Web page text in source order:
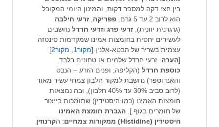
בין חצי דקה למספר דקות, והמינון היומי המקובל
הוא לרוב 2 עד 5 גרם.
פפריקה, זרעי חילבה
(גרגרנית יוונית), זרעי פרגוזרעי חרדלנחשבים
לעשירים יחסית בחומצות אמינו שמקדמות סינטזה
עצמית בשריר של הבטא-אלנין [מקור1 , מקור2 ]
[הערה: זרעי חרדל שלמים או טחונים בלבד.
כוספת חרדל(הקליפה, ופנים הזרע – הנבט
והאנדוספר) נחשבת למקור חלבון צמחי עשיר מאוד
(לרוב סביב 30% עד 40% חלבון), ובה נמצאות
חומצות האמינו (כמו היסטידין) שתומכות בייצור
של חומרים בגוף.]. הגברת חומצת האמינו
היסטידין (Histidine) ממקורות צמחיים
: הקרנוזין